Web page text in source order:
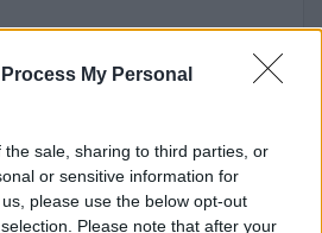
My Personal
sale, sharing to third parties, or
or sensitive information for
please use the below opt-out
Please note that after your